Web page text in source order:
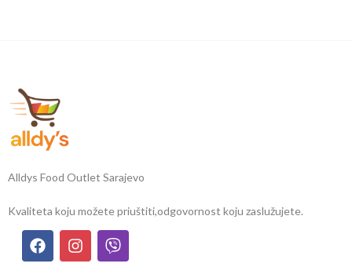
Alldys Food Outlet Sarajevo
Kvaliteta koju možete priuštiti,odgovornost koju zaslužujete.